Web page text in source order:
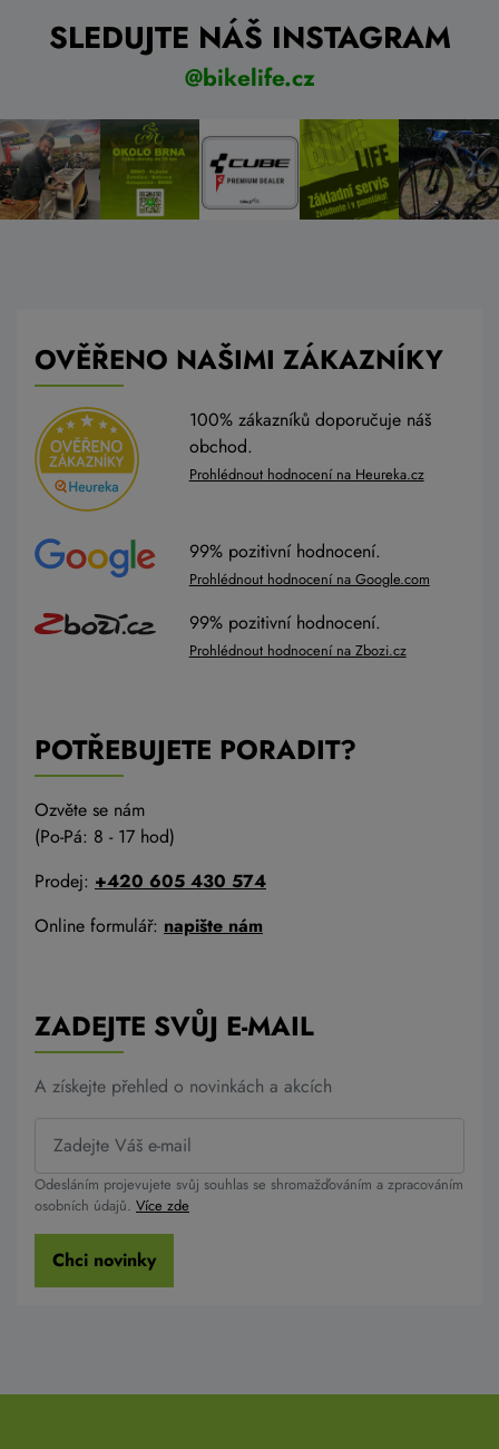
SLEDUJTE NÁŠ INSTAGRAM
@bikelife.cz
OVĚŘENO NAŠIMI ZÁKAZNÍKY
100% zákazníků doporučuje náš
obchod.
Prohlédnout hodnocení na Heureka.cz
99% pozitivní hodnocení.
Prohlédnout hodnocení na Google.com
99% pozitivní hodnocení.
Prohlédnout hodnocení na Zbozi.cz
POTŘEBUJETE PORADIT?
Ozvěte se nám
(Po-Pá: 8 - 17 hod)
Prodej: +420 605 430 574
Online formulář: napište nám
ZADEJTE SVŮJ E-MAIL
A získejte přehled o novinkách a akcích
Odesláním projevujete svůj souhlas se shromažďováním a zpracováním
osobních údajů. Více zde
Chci novinky